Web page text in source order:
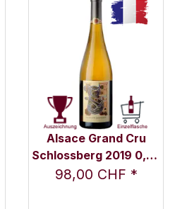
Alsace Grand Cru
Schlossberg 2019 0,75
l - Domaine Marcel
98,00 CHF *